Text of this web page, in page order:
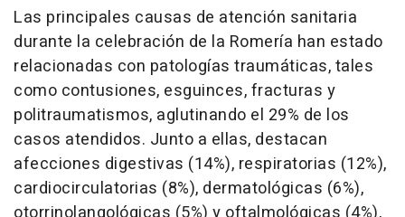
Las principales causas de atención sanitaria
durante la celebración de la Romería han estado
relacionadas con patologías traumáticas, tales
como contusiones, esguinces, fracturas y
politraumatismos, aglutinando el 29% de los
casos atendidos. Junto a ellas, destacan
afecciones digestivas (14%), respiratorias (12%),
cardiocirculatorias (8%), dermatológicas (6%),